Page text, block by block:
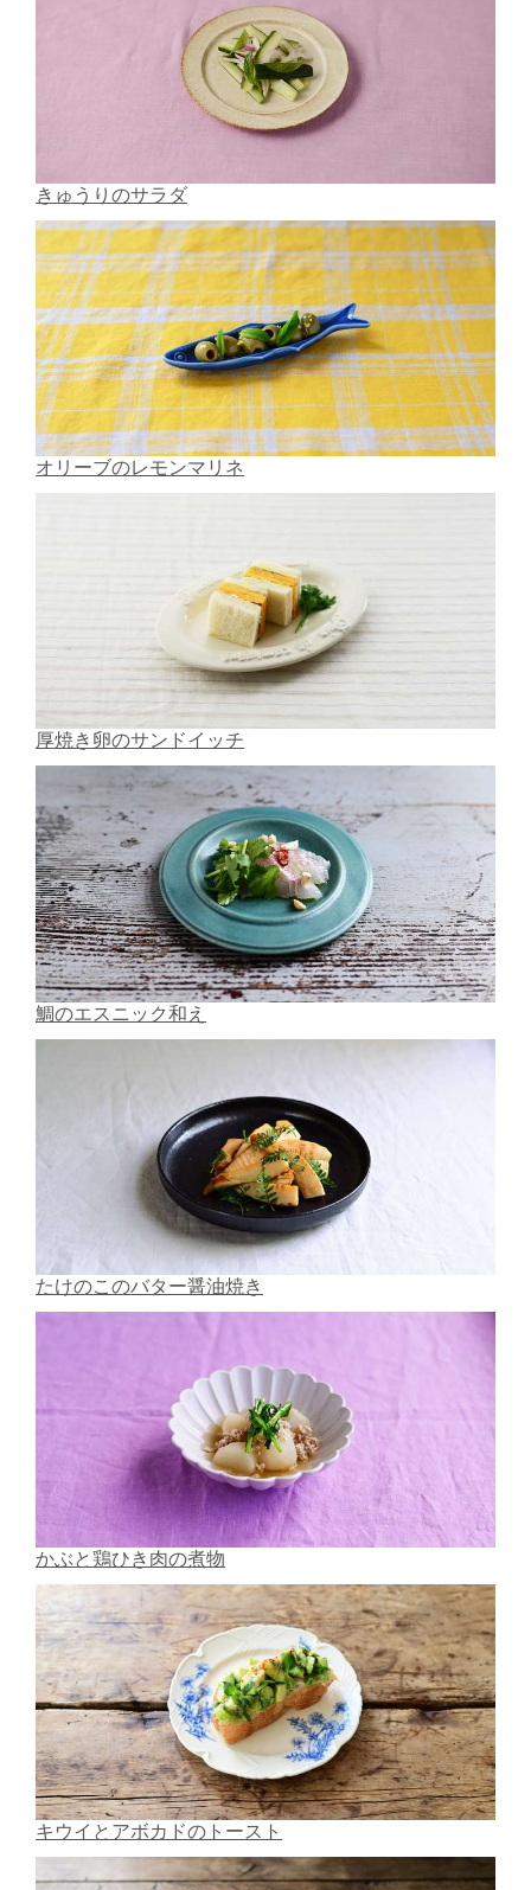
きゅうりのサラダ
オリーブのレモンマリネ
厚焼き卵のサンドイッチ
鯛のエスニック和え
たけのこのバター醤油焼き
かぶと鶏ひき肉の煮物
キウイとアボカドのトースト